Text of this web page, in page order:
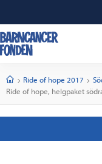
StartRide of hope 2017
Current:
Ride of hope, helgpaket